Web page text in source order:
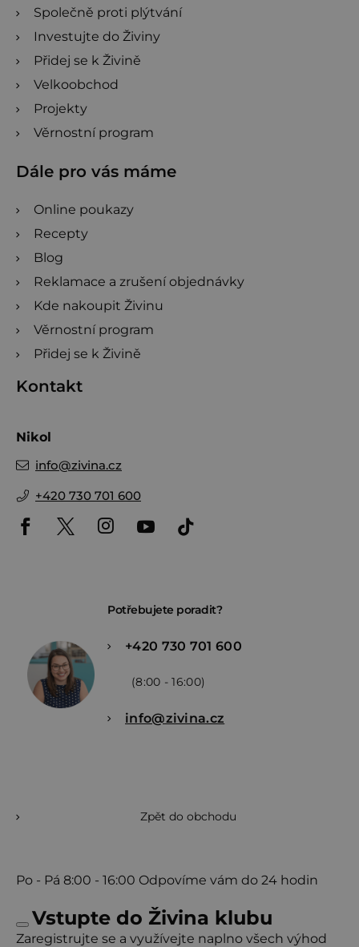
Společně proti plýtvání
Investujte do Živiny
Přidej se k Živině
Velkoobchod
Projekty
Věrnostní program
Dále pro vás máme
Online poukazy
Recepty
Blog
Reklamace a zrušení objednávky
Kde nakoupit Živinu
Věrnostní program
Přidej se k Živině
Kontakt
Nikol
info@zivina.cz
+420 730 701 600
Potřebujete poradit?
+420 730 701 600
(8:00 - 16:00)
info@zivina.cz
Zpět do obchodu
Po - Pá 8:00 - 16:00 Odpovíme vám do 24 hodin
Vstupte do Živina klubu
Zaregistrujte se a využívejte naplno všech výhod